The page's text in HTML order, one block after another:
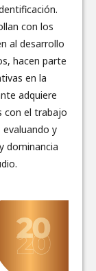
con los
al desarrollo
hacen parte
en la
adquiere
con el trabajo
y
dominancia